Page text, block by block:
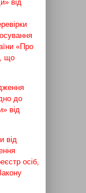
від
«Про
що
до
від
від
осіб,